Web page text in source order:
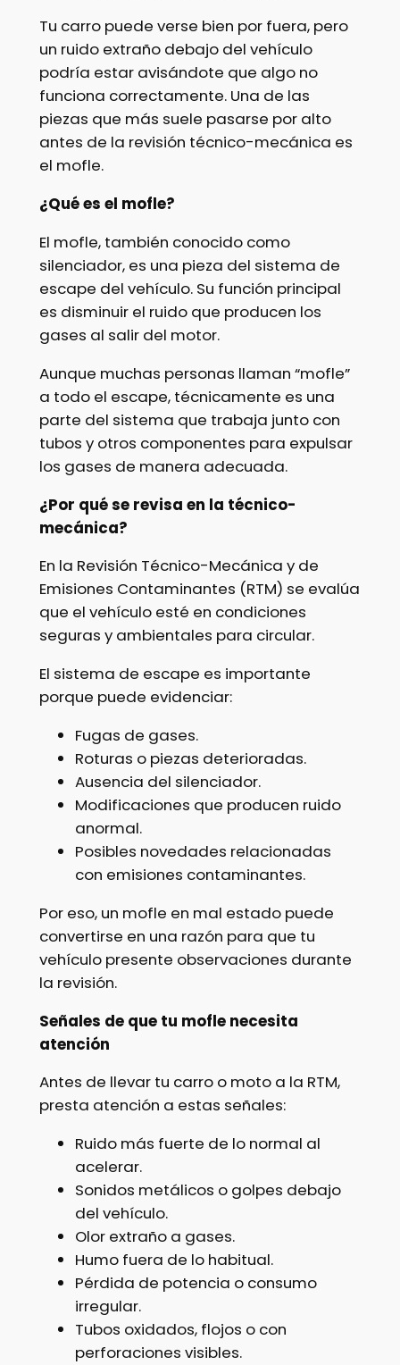
Tu carro puede verse bien por fuera, pero
un ruido extraño debajo del vehículo
podría estar avisándote que algo no
funciona correctamente. Una de las
piezas que más suele pasarse por alto
antes de la revisión técnico-mecánica es
el mofle.
¿Qué es el mofle?
El mofle, también conocido como
silenciador, es una pieza del sistema de
escape del vehículo. Su función principal
es disminuir el ruido que producen los
gases al salir del motor.
Aunque muchas personas llaman “mofle”
a todo el escape, técnicamente es una
parte del sistema que trabaja junto con
tubos y otros componentes para expulsar
los gases de manera adecuada.
¿Por qué se revisa en la técnico-
mecánica?
En la Revisión Técnico-Mecánica y de
Emisiones Contaminantes (RTM) se evalúa
que el vehículo esté en condiciones
seguras y ambientales para circular.
El sistema de escape es importante
porque puede evidenciar:
Fugas de gases.
Roturas o piezas deterioradas.
Ausencia del silenciador.
Modificaciones que producen ruido
anormal.
Posibles novedades relacionadas
con emisiones contaminantes.
Por eso, un mofle en mal estado puede
convertirse en una razón para que tu
vehículo presente observaciones durante
la revisión.
Señales de que tu mofle necesita
atención
Antes de llevar tu carro o moto a la RTM,
presta atención a estas señales:
Ruido más fuerte de lo normal al
acelerar.
Sonidos metálicos o golpes debajo
del vehículo.
Olor extraño a gases.
Humo fuera de lo habitual.
Pérdida de potencia o consumo
irregular.
Tubos oxidados, flojos o con
perforaciones visibles.